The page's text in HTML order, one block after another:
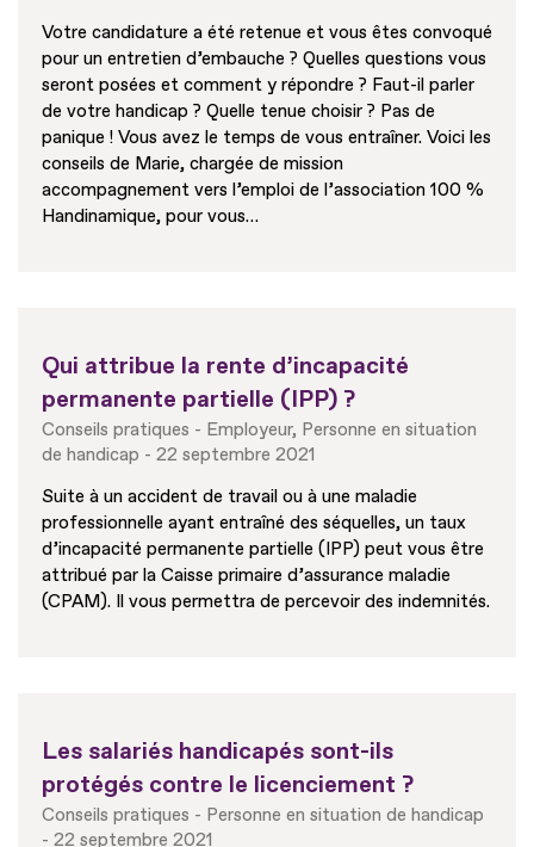
Votre candidature a été retenue et vous êtes convoqué
pour un entretien d’embauche ? Quelles questions vous
seront posées et comment y répondre ? Faut-il parler
de votre handicap ? Quelle tenue choisir ? Pas de
panique ! Vous avez le temps de vous entraîner. Voici les
conseils de Marie, chargée de mission
accompagnement vers l’emploi de l’association 100 %
Handinamique, pour vous…
Qui attribue la rente d’incapacité
permanente partielle (IPP) ?
Conseils pratiques Employeur Personne en situation
de handicap
22 septembre 2021
Suite à un accident de travail ou à une maladie
professionnelle ayant entraîné des séquelles, un taux
d’incapacité permanente partielle (IPP) peut vous être
attribué par la Caisse primaire d’assurance maladie
(CPAM). Il vous permettra de percevoir des indemnités.
Les salariés handicapés sont-ils
protégés contre le licenciement ?
Conseils pratiques
Personne en situation de handicap
22 septembre 2021